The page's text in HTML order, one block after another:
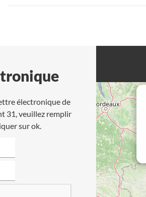
électronique de
31, veuillez remplir
sur ok.